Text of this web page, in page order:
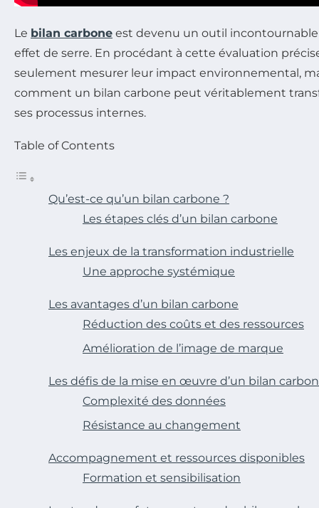
Le bilan carbone est devenu un outil incontournable
effet de serre. En procédant à cette évaluation
seulement mesurer leur impact environnemental,
comment un bilan carbone peut véritablement
ses processus internes.
Table of Contents
Qu’est-ce qu’un bilan carbone ?
Les étapes clés d’un bilan carbone
Les enjeux de la transformation industrielle
Une approche systémique
Les avantages d’un bilan carbone
Réduction des coûts et des ressources
Amélioration de l’image de marque
Les défis de la mise en œuvre d’un bilan
Complexité des données
Résistance au changement
Accompagnement et ressources disponibles
Formation et sensibilisation